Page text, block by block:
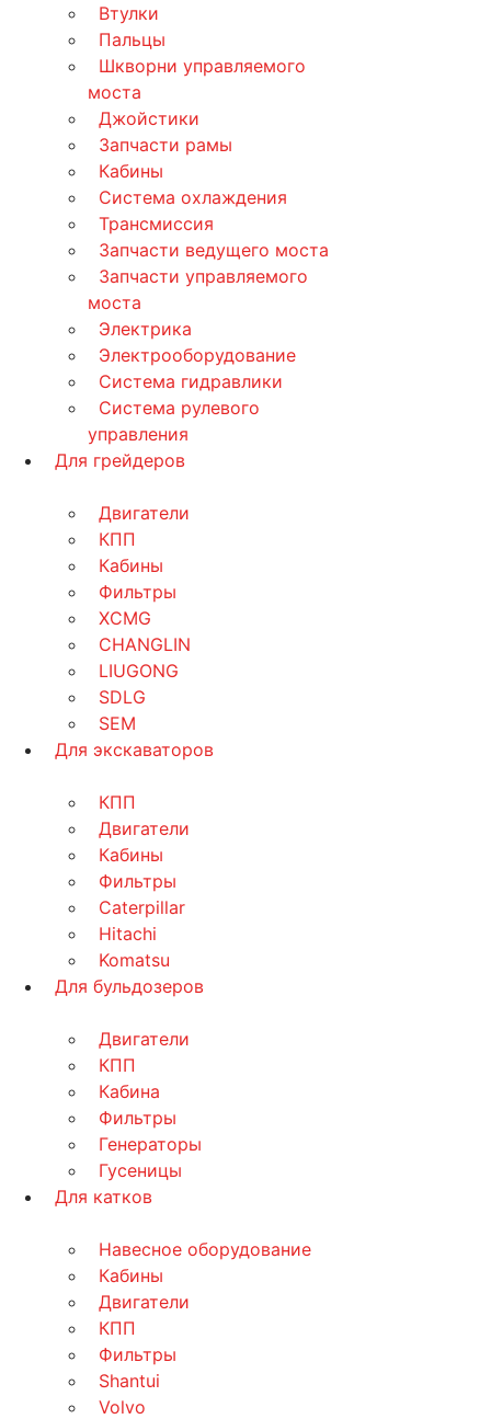
Втулки
Пальцы
Шкворни управляемого
моста
Джойстики
Запчасти рамы
Кабины
Система охлаждения
Трансмиссия
Запчасти ведущего моста
Запчасти управляемого
моста
Электрика
Электрооборудование
Система гидравлики
Система рулевого
управления
Для грейдеров
Двигатели
КПП
Кабины
Фильтры
XCMG
CHANGLIN
LIUGONG
SDLG
SEM
Для экскаваторов
КПП
Двигатели
Кабины
Фильтры
Caterpillar
Hitachi
Komatsu
Для бульдозеров
Двигатели
КПП
Кабина
Фильтры
Генераторы
Гусеницы
Для катков
Навесное оборудование
Кабины
Двигатели
КПП
Фильтры
Shantui
Volvo